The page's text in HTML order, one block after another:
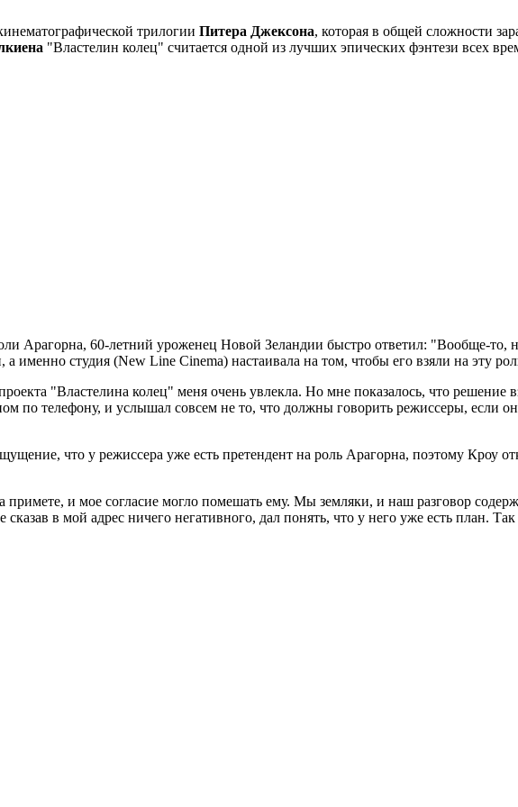
трилогии Питера Джексона, которая в общей сложности
"Властелин колец" считается одной из лучших эпических фэнтези всех
Арагорна, 60-летний уроженец Новой Зеландии быстро ответил: "Вообще-то,
именно студия (New Line Cinema) настаивала на том, чтобы его взяли на эту
"Властелина колец" меня очень увлекла. Но мне показалось, что решение
по телефону, и услышал совсем не то, что должны говорить режиссеры, если
что у режиссера уже есть претендент на роль Арагорна, поэтому Кроу
и мое согласие могло помешать ему. Мы земляки, и наш разговор
в мой адрес ничего негативного, дал понять, что у него уже есть план. Так